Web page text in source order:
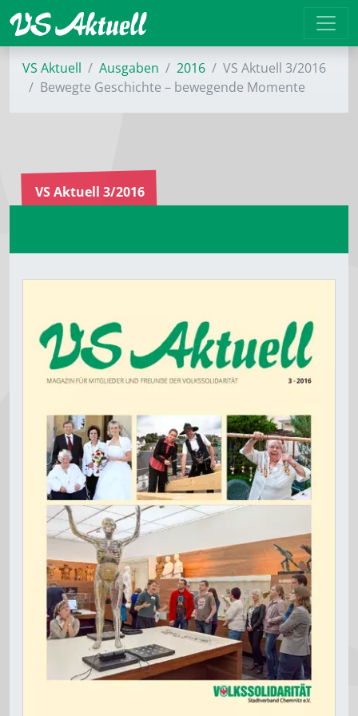
VS Aktuell Ausgaben 2016
VS Aktuell 3/2016
Bewegte Geschichte – bewegende Momente
VS Aktuell 3/2016